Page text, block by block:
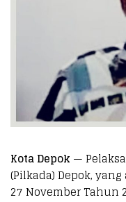
Kota Depok —
(Pilkada) Depok,
27 November Tahun